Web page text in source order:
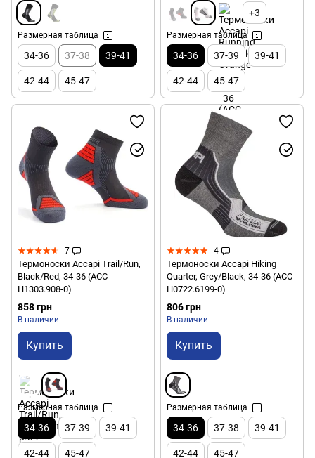
Размерная таблица
34-36 37-38 39-41
42-44 45-47
+3
Размерная таблица
34-36 37-39 39-41
42-44 45-47
7
Термоноски Accapi Trail/Run,
Black/Red, 34-36 (ACC
H1303.908-0)
858 грн
В наличии
Купить
Размерная таблица
34-36 37-39 39-41
42-44 45-47
4
Термоноски Accapi Hiking
Quarter, Grey/Black, 34-36 (ACC
H0722.6199-0)
806 грн
В наличии
Купить
Размерная таблица
34-36 37-38 39-41
42-44 45-47